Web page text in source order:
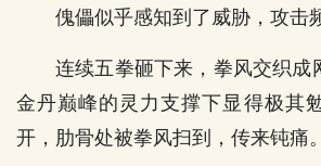
傀儡似乎感知到了威胁，攻击
连续五拳砸下来，拳风交织成
金丹巅峰的灵力支撑下显得极其
开，肋骨处被拳风扫到，传来钝痛。